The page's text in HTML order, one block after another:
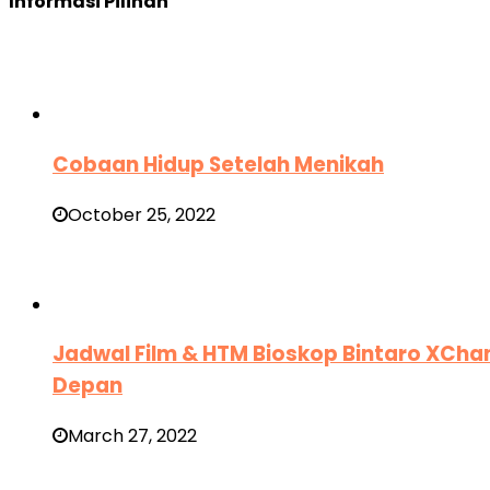
Cobaan Hidup Setelah Menikah
October 25, 2022
Jadwal Film & HTM Bioskop Bintaro
Depan
March 27, 2022